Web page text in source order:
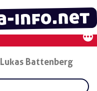
Lukas Battenberg